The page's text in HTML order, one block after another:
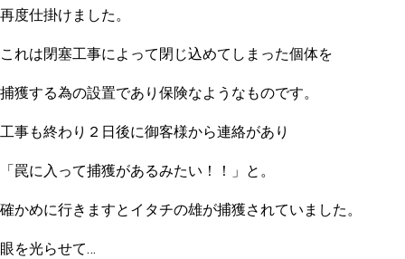
再度仕掛けました。
これは閉塞工事によって閉じ込めてしまった個体を
捕獲する為の設置であり保険なようなものです。
工事も終わり２日後に御客様から連絡があり
「罠に入って捕獲があるみたい！！」と。
確かめに行きますとイタチの雄が捕獲されていました。
眼を光らせて…